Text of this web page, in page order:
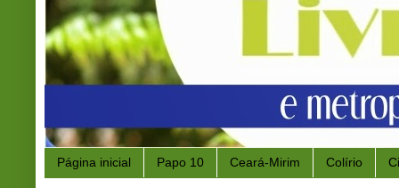
Página inicial Papo 10 Ceará-Mirim Colírio